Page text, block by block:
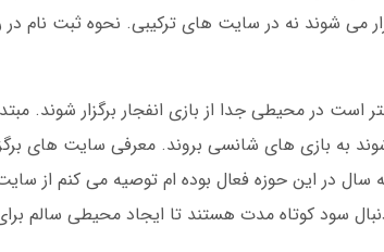
می شوند نه در سایت های ترکیبی. نحوه ثبت نام
است در محیطی جدا از بازی انفجار برگزار شوند.
به بازی های شانسی بروند. معرفی سایت های
در این حوزه فعال بوده ام توصیه می کنم از سایت
سود کوتاه مدت هستند تا ایجاد محیطی سالم